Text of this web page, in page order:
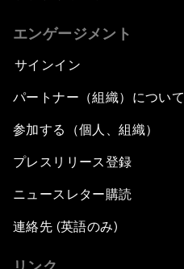
エンゲージメント
サインイン
パートナー（組織）について
参加する（個人、組織）
プレスリリース登録
ニュースレター購読
連絡先 (英語のみ)